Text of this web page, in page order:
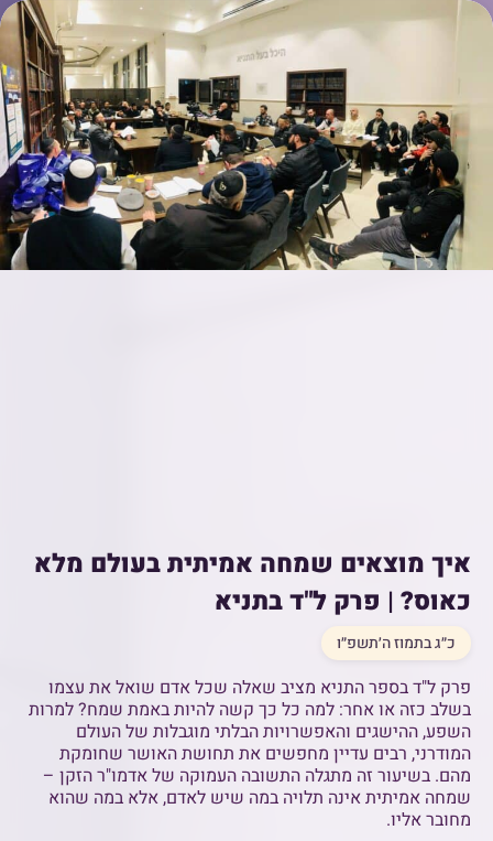
איך מוצאים שמחה אמיתית בעולם מלא
כאוס? | פרק ל"ד בתניא
כ״ג בתמוז ה׳תשפ״ו
פרק ל"ד בספר התניא מציב שאלה שכל אדם שואל את עצמו
בשלב כזה או אחר: למה כל כך קשה להיות באמת שמח? למרות
השפע, ההישגים והאפשרויות הבלתי מוגבלות של העולם
המודרני, רבים עדיין מחפשים את תחושת האושר שחומקת
מהם. בשיעור זה מתגלה התשובה העמוקה של אדמו"ר הזקן –
שמחה אמיתית אינה תלויה במה שיש לאדם, אלא במה שהוא
מחובר אליו.